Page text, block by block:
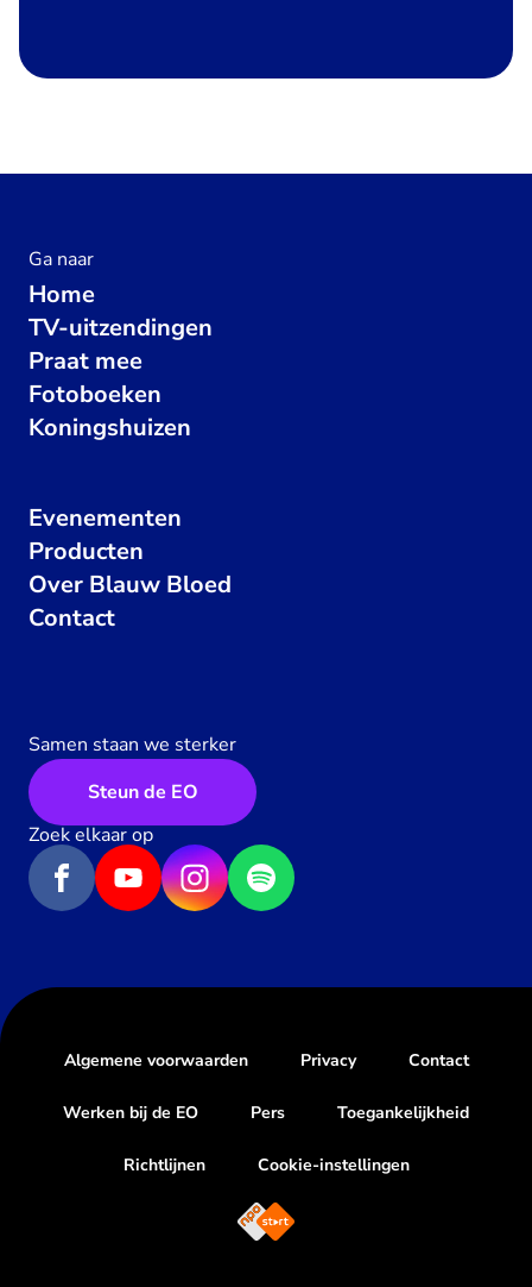
Ga naar
Home
TV-uitzendingen
Praat mee
Fotoboeken
Koningshuizen
Evenementen
Producten
Over Blauw Bloed
Contact
Samen staan we sterker
Steun de EO
Zoek elkaar op
Algemene voorwaarden Privacy Contact
Werken bij de EO Pers Toegankelijkheid
Richtlijnen Cookie-instellingen